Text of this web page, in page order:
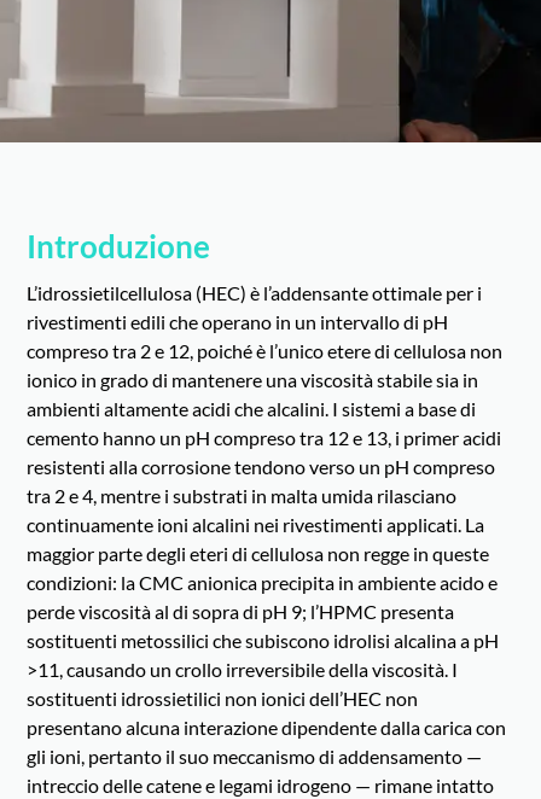
Introduzione
L’idrossietilcellulosa (HEC) è l’addensante ottimale per i
rivestimenti edili che operano in un intervallo di pH
compreso tra 2 e 12, poiché è l’unico etere di cellulosa non
ionico in grado di mantenere una viscosità stabile sia in
ambienti altamente acidi che alcalini. I sistemi a base di
cemento hanno un pH compreso tra 12 e 13, i primer acidi
resistenti alla corrosione tendono verso un pH compreso
tra 2 e 4, mentre i substrati in malta umida rilasciano
continuamente ioni alcalini nei rivestimenti applicati. La
maggior parte degli eteri di cellulosa non regge in queste
condizioni: la CMC anionica precipita in ambiente acido e
perde viscosità al di sopra di pH 9; l’HPMC presenta
sostituenti metossilici che subiscono idrolisi alcalina a pH
>11, causando un crollo irreversibile della viscosità. I
sostituenti idrossietilici non ionici dell’HEC non
presentano alcuna interazione dipendente dalla carica con
gli ioni, pertanto il suo meccanismo di addensamento —
intreccio delle catene e legami idrogeno — rimane intatto